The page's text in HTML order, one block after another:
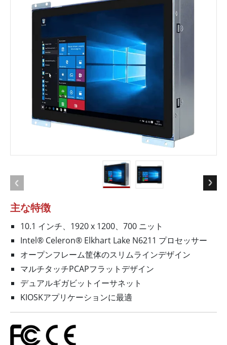
主な特徴
10.1 インチ、1920 x 1200、700 ニット
Intel® Celeron® Elkhart Lake N6211 プロセッサー
オープンフレーム筐体のスリムラインデザイン
マルチタッチPCAPフラットデザイン
デュアルギガビットイーサネット
KIOSKアプリケーションに最適